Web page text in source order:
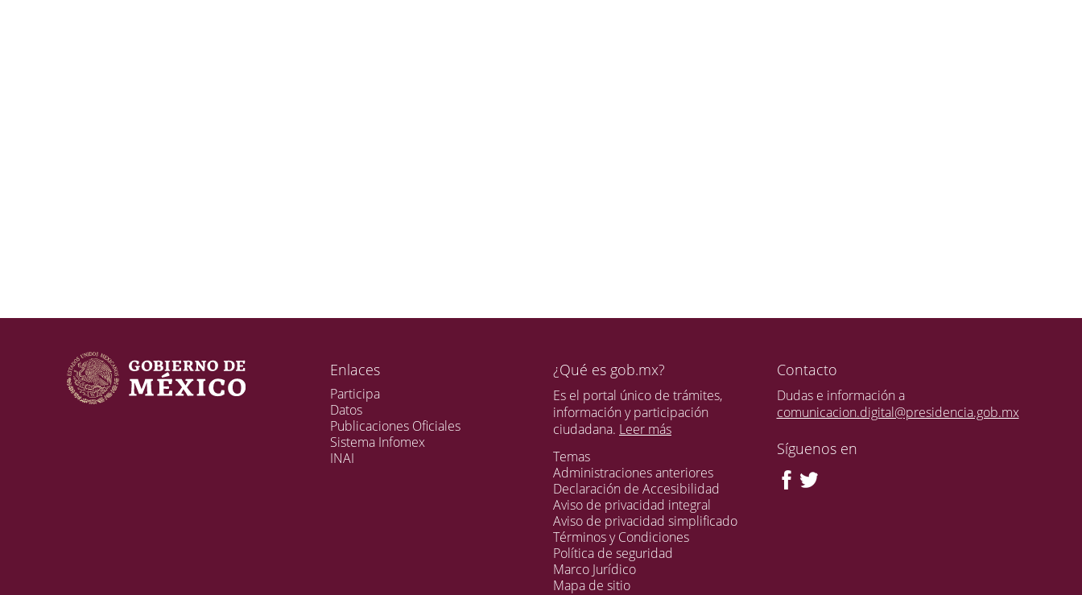
Enlaces
Participa
Datos
Publicaciones Oficiales
Sistema Infomex
INAI
¿Qué es gob.mx?
Es el portal único de trámites,
información y participación
ciudadana. Leer más
Temas
Administraciones anteriores
Declaración de Accesibilidad
Aviso de privacidad integral
Aviso de privacidad simplificado
Términos y Condiciones
Política de seguridad
Marco Jurídico
Mapa de sitio
Contacto
Dudas e información a
comunicacion.digital@presidencia.gob.mx
Síguenos en